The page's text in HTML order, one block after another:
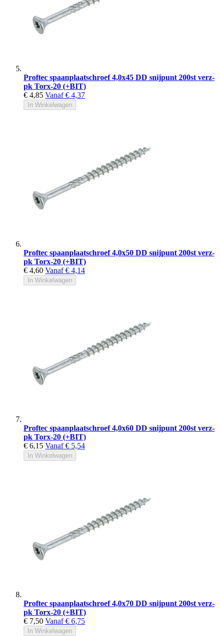
Proftec spaanplaatschroef 4,0x45 DD snijpunt 200st verz-
pk Torx-20 (+BIT)
€ 4,85 Vanaf € 4,37
In Winkelwagen
Proftec spaanplaatschroef 4,0x50 DD snijpunt 200st verz-
pk Torx-20 (+BIT)
€ 4,60 Vanaf € 4,14
In Winkelwagen
Proftec spaanplaatschroef 4,0x60 DD snijpunt 200st verz-
pk Torx-20 (+BIT)
€ 6,15 Vanaf € 5,54
In Winkelwagen
Proftec spaanplaatschroef 4,0x70 DD snijpunt 200st verz-
pk Torx-20 (+BIT)
€ 7,50 Vanaf € 6,75
In Winkelwagen